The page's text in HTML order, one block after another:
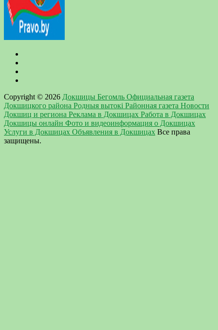
Copyright © 2026 Докшицы Бегомль Официальная газета
Докшицкого района Родныя вытокi Районная газета Новости
Докшиц и региона Реклама в Докшицах Работа в Докшицах
Докшицы онлайн Фото и видеоинформация о Докшицах
Услуги в Докшицах Объявления в Докшицах Все права
защищены.